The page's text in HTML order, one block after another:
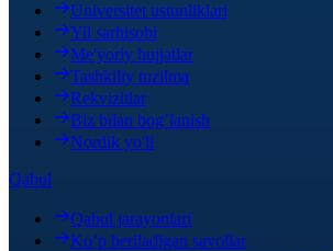
Universitet ustunliklari
Yil sarhisobi
Me'yoriy hujjatlar
Tashkiliy tuzilma
Rekvizitlar
Biz bilan bog’lanish
Nordik yo'li
Qabul
Qabul jarayonlari
Ko’p beriladigan savollar